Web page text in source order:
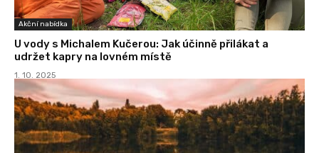
Akční nabídka
U vody s Michalem Kučerou: Jak účinně přilákat a
udržet kapry na lovném místě
1. 10. 2025